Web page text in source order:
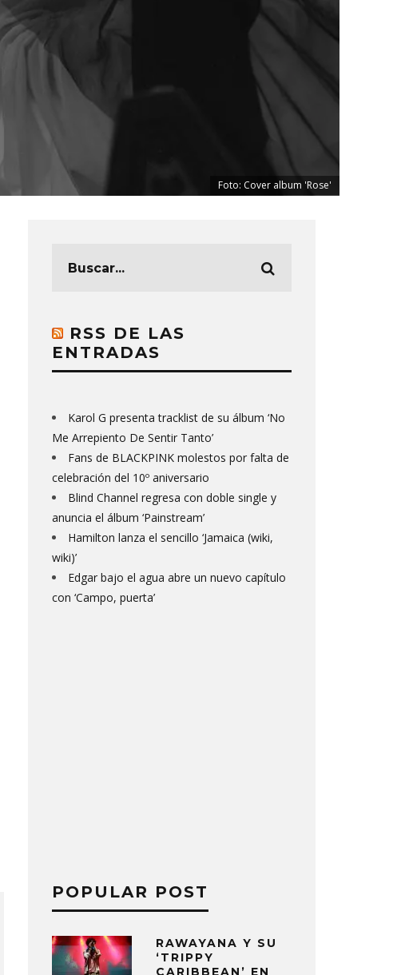
Foto: Cover album 'Rose'
RSS DE LAS
ENTRADAS
Karol G presenta tracklist de su álbum ‘No
Me Arrepiento De Sentir Tanto’
Fans de BLACKPINK molestos por falta de
celebración del 10º aniversario
Blind Channel regresa con doble single y
anuncia el álbum ‘Painstream’
Hamilton lanza el sencillo ‘Jamaica (wiki,
wiki)’
Edgar bajo el agua abre un nuevo capítulo
con ‘Campo, puerta’
POPULAR POST
RAWAYANA Y SU
‘TRIPPY
CARIBBEAN’ EN